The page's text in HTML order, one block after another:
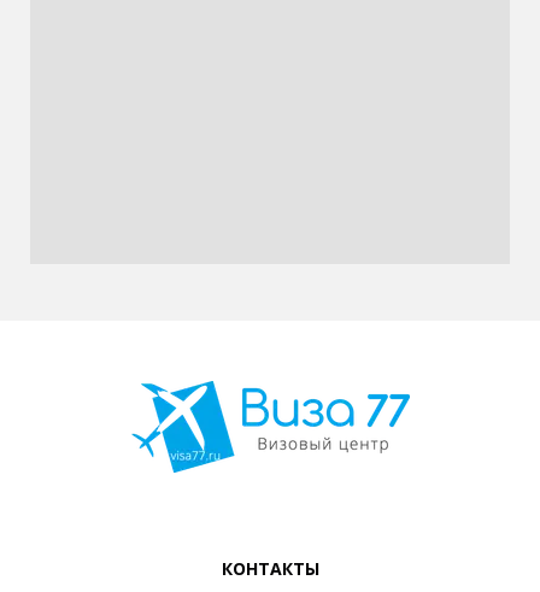
КОНТАКТЫ